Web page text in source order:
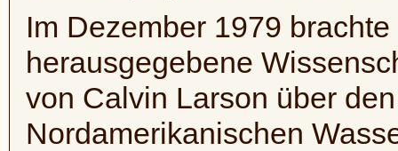
Im Dezember 1979
herausgegebene
von Calvin Larson über
Nordamerikanischen